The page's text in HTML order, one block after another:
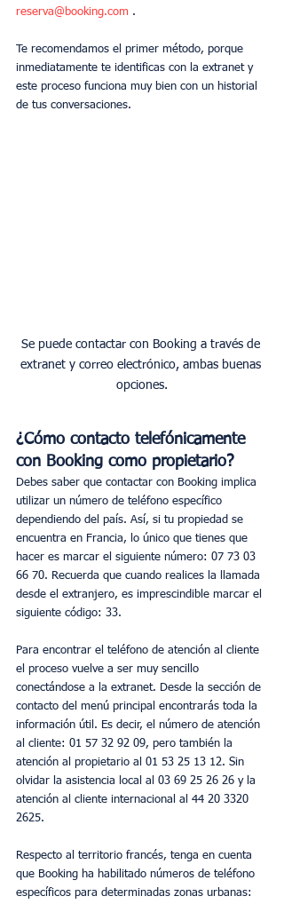
reserva@booking.com .
Te recomendamos el primer método, porque
inmediatamente te identificas con la extranet y
este proceso funciona muy bien con un historial
de tus conversaciones.
Se puede contactar con Booking a través de
extranet y correo electrónico, ambas buenas
opciones.
¿Cómo contacto telefónicamente
con Booking como propietario?
Debes saber que contactar con Booking implica
utilizar un número de teléfono específico
dependiendo del país. Así, si tu propiedad se
encuentra en Francia, lo único que tienes que
hacer es marcar el siguiente número: 07 73 03
66 70. Recuerda que cuando realices la llamada
desde el extranjero, es imprescindible marcar el
siguiente código: 33.
Para encontrar el teléfono de atención al cliente
el proceso vuelve a ser muy sencillo
conectándose a la extranet. Desde la sección de
contacto del menú principal encontrarás toda la
información útil. Es decir, el número de atención
al cliente: 01 57 32 92 09, pero también la
atención al propietario al 01 53 25 13 12. Sin
olvidar la asistencia local al 03 69 25 26 26 y la
atención al cliente internacional al 44 20 3320
2625.
Respecto al territorio francés, tenga en cuenta
que Booking ha habilitado números de teléfono
específicos para determinadas zonas urbanas: